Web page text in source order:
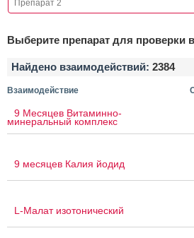
Выберите препарат для проверки
Найдено взаимодействий: 2384
Взаимодействие
9 Месяцев Витаминно-
минеральный комплекс
9 месяцев Калия йодид
L-Малат изотонический